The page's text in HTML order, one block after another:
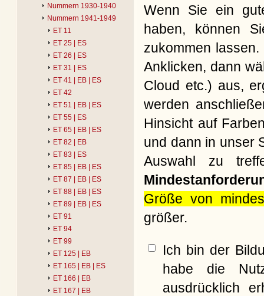
Nummern 1930-1940
Nummern 1941-1949
ET 11
ET 25 | ES
ET 26 | ES
ET 31 | ES
ET 41 | EB | ES
ET 42
ET 51 | EB | ES
ET 55 | ES
ET 65 | EB | ES
ET 82 | EB
ET 83 | ES
ET 85 | EB | ES
ET 87 | EB | ES
ET 88 | EB | ES
ET 89 | EB | ES
ET 91
ET 94
ET 99
ET 125 | EB
ET 165 | EB | ES
ET 166 | EB
ET 167 | EB
Wenn Sie ein
haben, können
zukommen
Anklicken, dann
Cloud etc.) aus,
werden
Hinsicht auf
und dann in unser
Auswahl zu
Größe von
größer.
Ich bin der
habe die
ausdrücklich